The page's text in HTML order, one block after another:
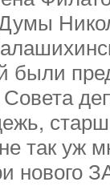
были
так уж
нового